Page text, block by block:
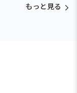
もっと見る